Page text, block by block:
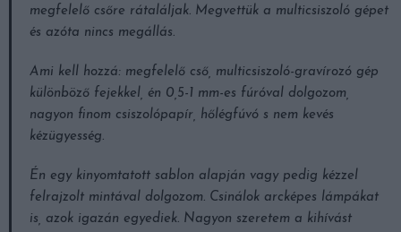
megfelelő csőre rátaláljak. Megvettük a multicsiszoló gépet
és azóta nincs megállás.
Ami kell hozzá: megfelelő cső, multicsiszoló-gravírozó gép
különböző fejekkel, én 0,5-1 mm-es fúróval dolgozom,
nagyon finom csiszolópapír, hőlégfúvó s nem kevés
kézügyesség.
Én egy kinyomtatott sablon alapján vagy pedig kézzel
felrajzolt mintával dolgozom. Csinálok arcképes lámpákat
is, azok igazán egyediek. Nagyon szeretem a kihívást